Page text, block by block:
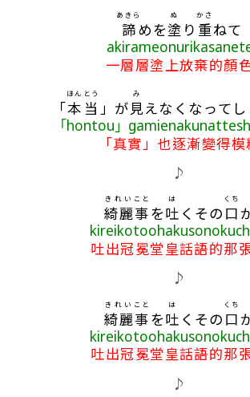
諦
あきら
めを塗
ぬ
り 重
かさ
ねて
一層層塗上放棄的顏
「本当
ほんとう
」が見
み
えなくなって
「hontou」
「真實」也逐漸變得模
♪
綺麗
きれい
事
こと
を吐
は
くその 口
くち
吐出冠冕堂皇話語的那
♪
綺麗
きれい
事
こと
を吐
は
くその 口
くち
吐出冠冕堂皇話語的那
♪